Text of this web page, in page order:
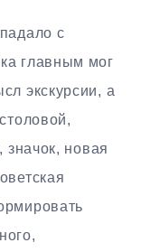
с
главным мог
экскурсии, а
значок, новая